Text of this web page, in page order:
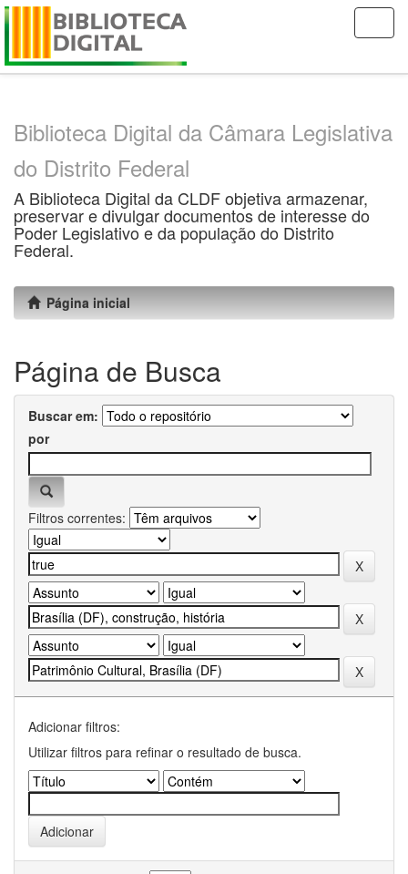
Skip
Biblioteca Digital da Câmara Legislativa
do Distrito Federal
A Biblioteca Digital da CLDF objetiva armazenar,
preservar e divulgar documentos de interesse do
Poder Legislativo e da população do Distrito
Federal.
Página inicial
Página de Busca
Buscar em:
por
Filtros correntes:
Adicionar filtros:
Utilizar filtros para refinar o resultado de busca.